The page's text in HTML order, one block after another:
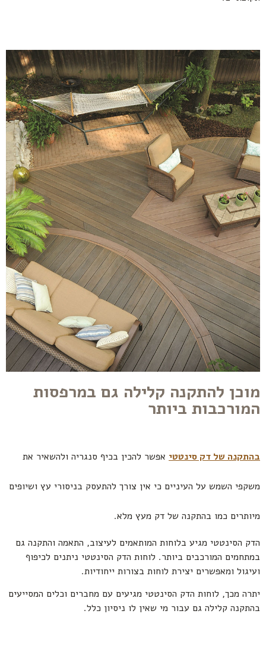
מוכן להתקנה קלילה גם במרפסות
המורכבות ביותר
בהתקנה של דק סינטטי אפשר להכין בכיף סנגריה ולהשאיר את
משקפי השמש על העיניים כי אין צורך להתעסק בניסורי עץ ושיופים
מיותרים כמו בהתקנה של דק מעץ מלא.
הדק הסינטטי מגיע בלוחות המותאמים לעיצוב, התאמה והתקנה גם
במתחמים המורכבים ביותר. לוחות הדק הסינטטי ניתנים לכיפוף
ועיגול ומאפשרים יצירת לוחות בצורות ייחודיות.
יתרה מכך, לוחות הדק הסינטטי מגיעים עם מחברים וכלים המסייעים
בהתקנה קלילה גם עבור מי שאין לו ניסיון כלל.